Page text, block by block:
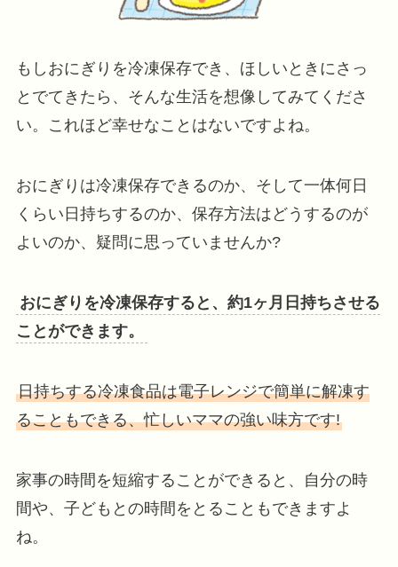
もしおにぎりを冷凍保存でき、ほしいときにさっ
とでてきたら、そんな生活を想像してみてくださ
い。これほど幸せなことはないですよね。
おにぎりは冷凍保存できるのか、そして一体何日
くらい日持ちするのか、保存方法はどうするのが
よいのか、疑問に思っていませんか?
おにぎりを冷凍保存すると、約1ヶ月日持ちさせる
ことができます。
日持ちする冷凍食品は電子レンジで簡単に解凍す
ることもできる、忙しいママの強い味方です!
家事の時間を短縮することができると、自分の時
間や、子どもとの時間をとることもできますよ
ね。